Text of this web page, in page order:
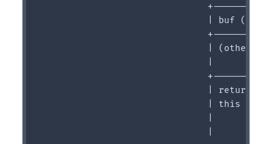
| buf (1
| (other
| return
| this